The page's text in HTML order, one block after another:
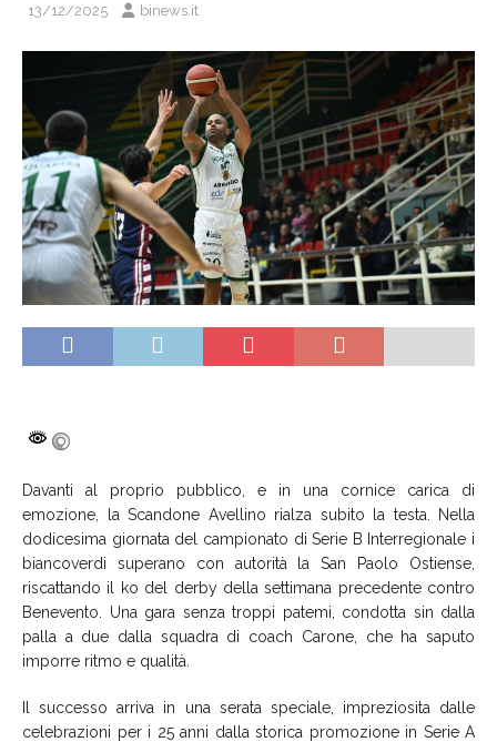
13/12/2025 binews.it
Davanti al proprio pubblico, e in una cornice carica di
emozione, la Scandone Avellino rialza subito la testa. Nella
dodicesima giornata del campionato di Serie B Interregionale i
biancoverdi superano con autorità la San Paolo Ostiense,
riscattando il ko del derby della settimana precedente contro
Benevento. Una gara senza troppi patemi, condotta sin dalla
palla a due dalla squadra di coach Carone, che ha saputo
imporre ritmo e qualità.
Il successo arriva in una serata speciale, impreziosita dalle
celebrazioni per i 25 anni dalla storica promozione in Serie A